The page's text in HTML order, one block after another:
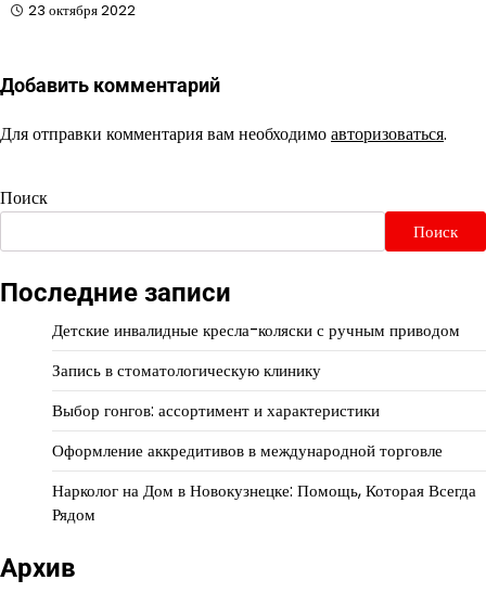
23 октября 2022
Добавить комментарий
Для отправки комментария вам необходимоавторизоваться.
Поиск
Поиск
Последние записи
Детские инвалидные кресла-коляски с ручным приводом
Запись в стоматологическую клинику
Выбор гонгов: ассортимент и характеристики
Оформление аккредитивов в международной торговле
Нарколог на Дом в Новокузнецке: Помощь, Которая Всегда
Рядом
Архив